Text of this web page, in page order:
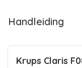
Handleiding
Krups Claris